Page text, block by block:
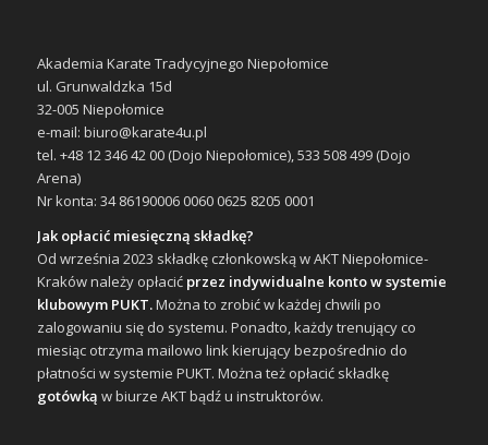
Akademia Karate Tradycyjnego Niepołomice
ul. Grunwaldzka 15d
32-005 Niepołomice
e-mail: biuro@karate4u.pl
tel. +48 12 346 42 00 (Dojo Niepołomice), 533 508 499 (Dojo
Arena)
Nr konta: 34 86190006 0060 0625 8205 0001
Jak opłacić miesięczną składkę?
Od września 2023 składkę członkowską w AKT Niepołomice-
Kraków należy opłacić przez indywidualne konto w systemie
klubowym PUKT.Można to zrobić w każdej chwili po
zalogowaniu się do systemu. Ponadto, każdy trenujący co
miesiąc otrzyma mailowo link kierujący bezpośrednio do
płatności w systemie PUKT. Można też opłacić składkę
gotówką w biurze AKT bądź u instruktorów.